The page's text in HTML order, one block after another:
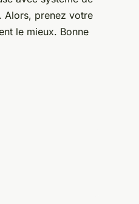
Alors, prenez votre
le mieux. Bonne